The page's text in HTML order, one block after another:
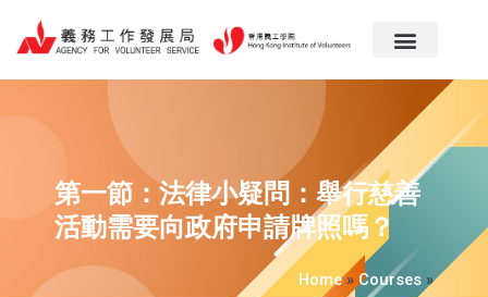
第一節：法律小疑問：舉行慈善
活動需要向政府申請牌照嗎？
Home» Courses »